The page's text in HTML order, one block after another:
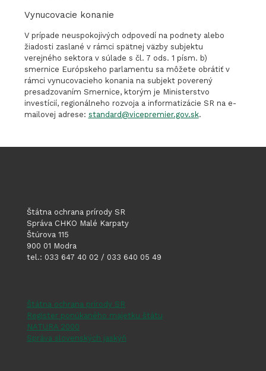
Vynucovacie konanie
V prípade neuspokojivých odpovedí na podnety alebo
žiadosti zaslané v rámci spätnej väzby subjektu
verejného sektora v súlade s čl. 7 ods. 1 písm. b)
smernice Európskeho parlamentu sa môžete obrátiť v
rámci vynucovacieho konania na subjekt poverený
presadzovaním Smernice, ktorým je Ministerstvo
investícií, regionálneho rozvoja a informatizácie SR na e-
mailovej adrese: standard@vicepremier.gov.sk.
Štátna ochrana prírody SR
Správa CHKO Malé Karpaty
Štúrova 115
900 01 Modra
tel.: 033 647 40 02 / 033 640 05 49
Štátna ochrana prírody SR
Register ponúkaného majetku štátu
NATURA 2000
Správa slovenských jaskýň